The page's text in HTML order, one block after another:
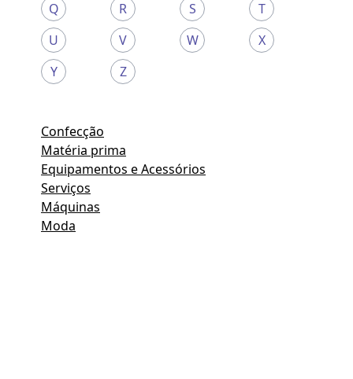
Q
R S
T
U
V W
X
Y
Z
Confecção
Matéria prima
Equipamentos e Acessórios
Serviços
Máquinas
Moda